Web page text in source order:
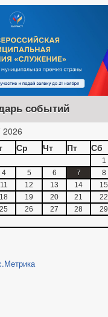
событий
Ср Чт Пт Сб
1
4 5 6 7 8
11 12 13 14 15
18 19 20 21 22
25 26 27 28 29